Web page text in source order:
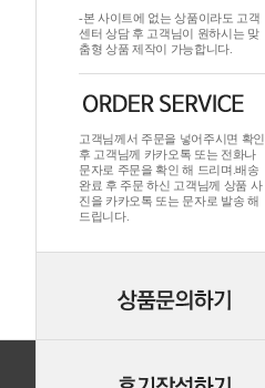
-본 사이트에 없는 상품이라도 고객
센터 상담 후 고객님이 원하시는 맞
춤형 상품 제작이 가능합니다.
고객님께서 주문을 넣어주시면 확인
후 고객님께 카카오톡 또는 전화나
문자로 주문을 확인 해 드리며.배송
완료 후 주문 하신 고객님께 상품 사
진을 카카오톡 또는 문자로 발송 해
드립니다.